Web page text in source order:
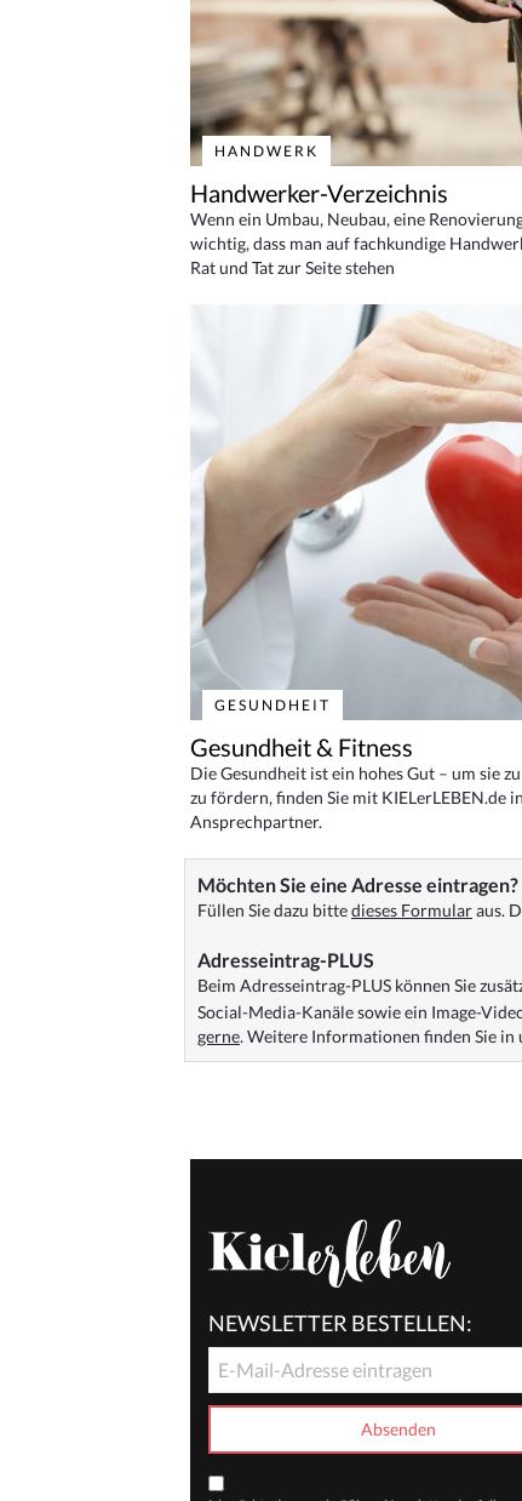
HANDWERK
Handwerker-Verzeichnis
Wenn ein Umbau, Neubau, eine
wichtig, dass man auf fachkundige
Rat und Tat zur Seite stehen
GESUNDHEIT
Gesundheit & Fitness
Die Gesundheit ist ein hohes Gut – um sie
zu fördern, finden Sie mit KIELerLEBEN.de
Ansprechpartner.
Möchten Sie eine Adresse eintragen?
Füllen Sie dazu bittedieses Formularaus.
Adresseintrag-PLUS
Beim Adresseintrag-PLUS können Sie
Social-Media-Kanäle sowie ein Image-
gerne. Weitere Informationen finden Sie in
NEWSLETTER BESTELLEN: